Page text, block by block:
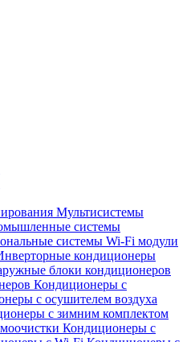
Мультисистемы
системы
системы Wi-Fi модули
кондиционеры
блоки кондиционеров
Кондиционеры с
с осушителем воздуха
с зимним комплектом
Кондиционеры с